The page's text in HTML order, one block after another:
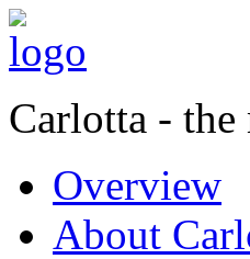
Carlotta - the
Overview
About